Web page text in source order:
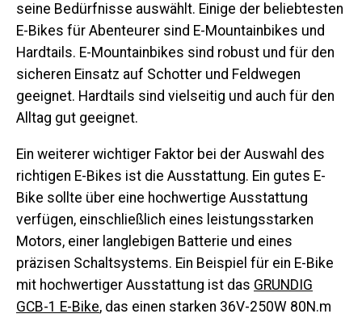
seine Bedürfnisse auswählt. Einige der beliebtesten
E-Bikes für Abenteurer sind E-Mountainbikes und
Hardtails. E-Mountainbikes sind robust und für den
sicheren Einsatz auf Schotter und Feldwegen
geeignet. Hardtails sind vielseitig und auch für den
Alltag gut geeignet.
Ein weiterer wichtiger Faktor bei der Auswahl des
richtigen E-Bikes ist die Ausstattung. Ein gutes E-
Bike sollte über eine hochwertige Ausstattung
verfügen, einschließlich eines leistungsstarken
Motors, einer langlebigen Batterie und eines
präzisen Schaltsystems. Ein Beispiel für ein E-Bike
mit hochwertiger Ausstattung ist das GRUNDIG
GCB-1 E-Bike, das einen starken 36V-250W 80N.m